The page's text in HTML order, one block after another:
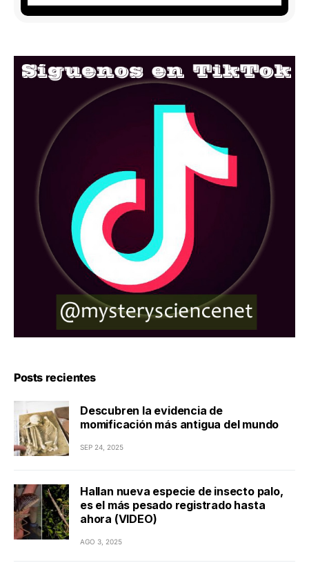
Posts recientes
Descubren la evidencia de
momificación más antigua del mundo
SEP 24, 2025
Hallan nueva especie de insecto palo,
es el más pesado registrado hasta
ahora (VIDEO)
AGO 3, 2025